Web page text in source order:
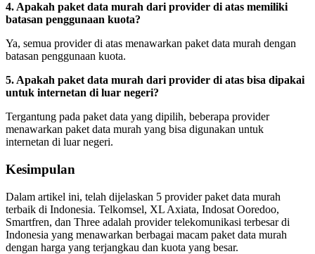
4. Apakah paket data murah dari provider di atas memiliki
batasan penggunaan kuota?
Ya, semua provider di atas menawarkan paket data murah dengan
batasan penggunaan kuota.
5. Apakah paket data murah dari provider di atas bisa dipakai
untuk internetan di luar negeri?
Tergantung pada paket data yang dipilih, beberapa provider
menawarkan paket data murah yang bisa digunakan untuk
internetan di luar negeri.
Kesimpulan
Dalam artikel ini, telah dijelaskan 5 provider paket data murah
terbaik di Indonesia. Telkomsel, XL Axiata, Indosat Ooredoo,
Smartfren, dan Three adalah provider telekomunikasi terbesar di
Indonesia yang menawarkan berbagai macam paket data murah
dengan harga yang terjangkau dan kuota yang besar.